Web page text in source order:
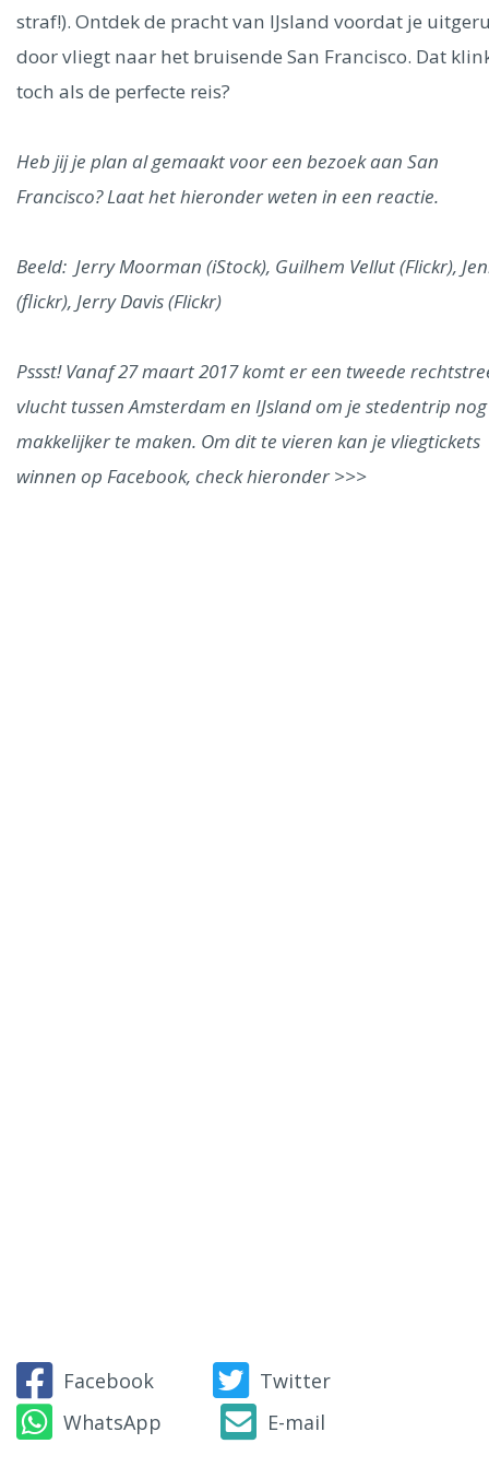
straf!). Ontdek de pracht van IJsland voordat je
door vliegt naar het bruisende San Francisco. Dat
toch als de perfecte reis?
Heb jij je plan al gemaakt voor een bezoek aan San
Francisco? Laat het hieronder weten in een reactie.
Beeld: Jerry Moorman (iStock), Guilhem Vellut (Flickr),
(flickr), Jerry Davis (Flickr)
Pssst! Vanaf 27 maart 2017 komt er een tweede
vlucht tussen Amsterdam en IJsland om je stedentrip nog
makkelijker te maken. Om dit te vieren kan je vliegtickets
winnen op Facebook, check hieronder >>>
Facebook
Twitter
WhatsApp
E-mail